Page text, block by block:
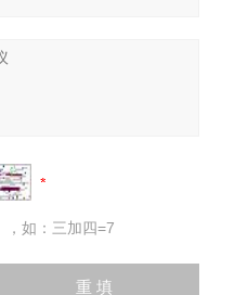
，如：三加四=7